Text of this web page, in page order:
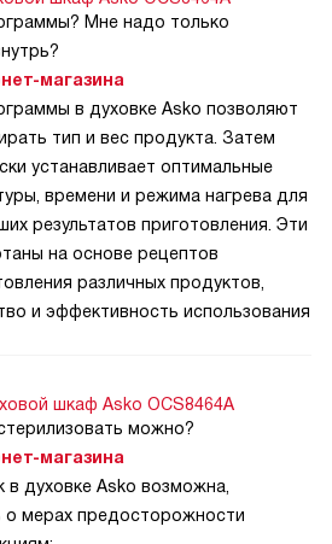
Мне надо только
магазина
в духовке Asko позволяют
тип и вес продукта. Затем
устанавливает оптимальные
времени и режима нагрева для
результатов приготовления. Эти
на основе рецептов
различных продуктов,
и эффективность использования
шкаф Asko OCS8464A
можно?
магазина
в духовке Asko возможна,
о мерах предосторожности